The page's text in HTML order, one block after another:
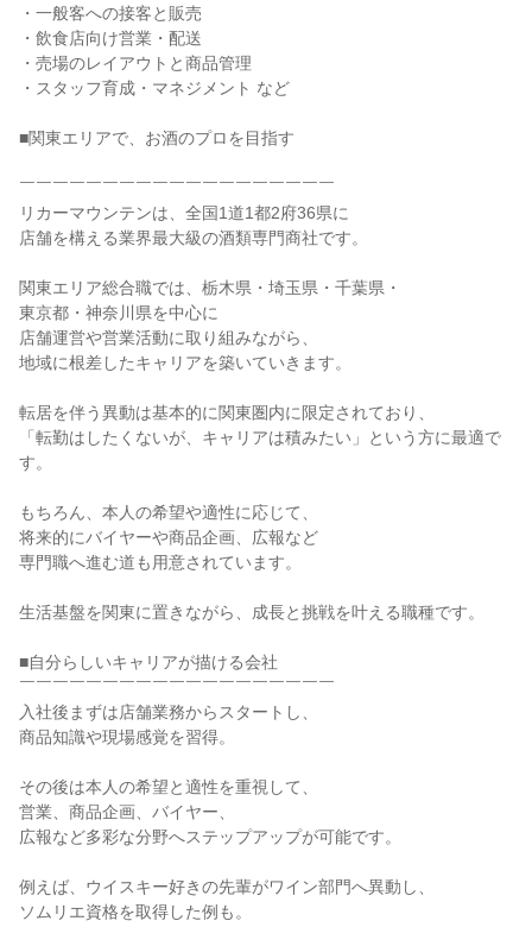
・一般客への接客と販売
・飲食店向け営業・配送
・売場のレイアウトと商品管理
・スタッフ育成・マネジメント など
■関東エリアで、お酒のプロを目指す
￣￣￣￣￣￣￣￣￣￣￣￣￣￣￣￣￣￣￣
リカーマウンテンは、全国1道1都2府36県に
店舗を構える業界最大級の酒類専門商社です。
関東エリア総合職では、栃木県・埼玉県・千葉県・
東京都・神奈川県を中心に
店舗運営や営業活動に取り組みながら、
地域に根差したキャリアを築いていきます。
転居を伴う異動は基本的に関東圏内に限定されており、
「転勤はしたくないが、キャリアは積みたい」という方に最適で
す。
もちろん、本人の希望や適性に応じて、
将来的にバイヤーや商品企画、広報など
専門職へ進む道も用意されています。
生活基盤を関東に置きながら、成長と挑戦を叶える職種です。
■自分らしいキャリアが描ける会社
￣￣￣￣￣￣￣￣￣￣￣￣￣￣￣￣￣￣￣
入社後まずは店舗業務からスタートし、
商品知識や現場感覚を習得。
その後は本人の希望と適性を重視して、
営業、商品企画、バイヤー、
広報など多彩な分野へステップアップが可能です。
例えば、ウイスキー好きの先輩がワイン部門へ異動し、
ソムリエ資格を取得した例も。